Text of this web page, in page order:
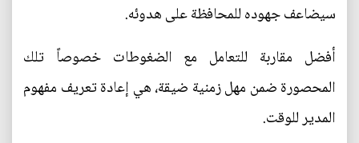
سيضاعف جهوده للمحافظة على هدوئه.
أفضل مقاربة للتعامل مع الضغوطات خصوصاً تلك
المحصورة ضمن مهل زمنية ضيقة، هي إعادة تعريف مفهوم
المدير للوقت.